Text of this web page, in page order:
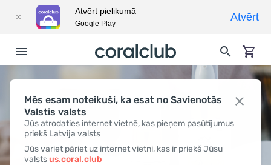
Mēs esam noteikuši, ka esat no Savienotās
Valstis valsts
Jūs atrodaties internet vietnē, kas pieņem pasūtījumus
priekš Latvija valsts
Jūs variet pāriet uz internet vietni, kas ir priekš Jūsu
valstsus.coral.club
PURE & NATURAL
Atvērt pielikumā
Google Play
Atvērt